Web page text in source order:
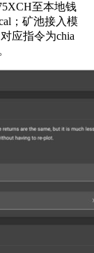
至本地钱
；矿池接入模
应指令为chia